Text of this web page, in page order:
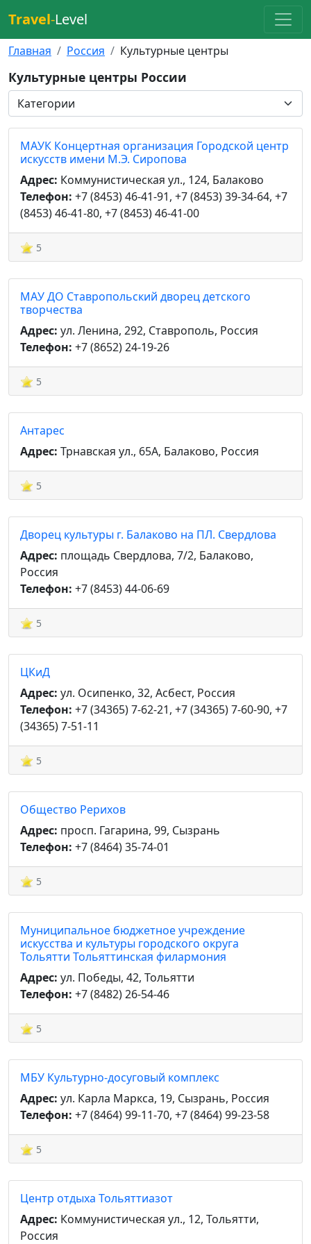
Travel-Level
Главная Россия Культурные центры
Культурные центры России
МАУК Концертная организация Городской центр
искусств имени М.Э. Сиропова
Адрес: Коммунистическая ул., 124, Балаково
Телефон: +7 (8453) 46-41-91, +7 (8453) 39-34-64, +7
(8453) 46-41-80, +7 (8453) 46-41-00
5
МАУ ДО Ставропольский дворец детского
творчества
Адрес: ул. Ленина, 292, Ставрополь, Россия
Телефон: +7 (8652) 24-19-26
5
Антарес
Адрес: Трнавская ул., 65А, Балаково, Россия
5
Дворец культуры г. Балаково на ПЛ. Свердлова
Адрес: площадь Свердлова, 7/2, Балаково,
Россия
Телефон: +7 (8453) 44-06-69
5
ЦКиД
Адрес: ул. Осипенко, 32, Асбест, Россия
Телефон: +7 (34365) 7-62-21, +7 (34365) 7-60-90, +7
(34365) 7-51-11
5
Общество Рерихов
Адрес: просп. Гагарина, 99, Сызрань
Телефон: +7 (8464) 35-74-01
5
Муниципальное бюджетное учреждение
искусства и культуры городского округа
Тольятти Тольяттинская филармония
Адрес: ул. Победы, 42, Тольятти
Телефон: +7 (8482) 26-54-46
5
МБУ Культурно-досуговый комплекс
Адрес: ул. Карла Маркса, 19, Сызрань, Россия
Телефон: +7 (8464) 99-11-70, +7 (8464) 99-23-58
5
Центр отдыха Тольяттиазот
Адрес: Коммунистическая ул., 12, Тольятти,
Россия